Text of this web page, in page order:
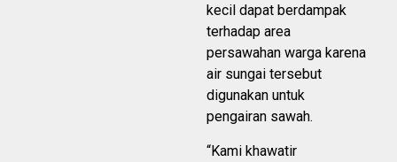
kecil dapat berdampak
terhadap area
persawahan warga karena
air sungai tersebut
digunakan untuk
pengairan sawah.
“Kami khawatir